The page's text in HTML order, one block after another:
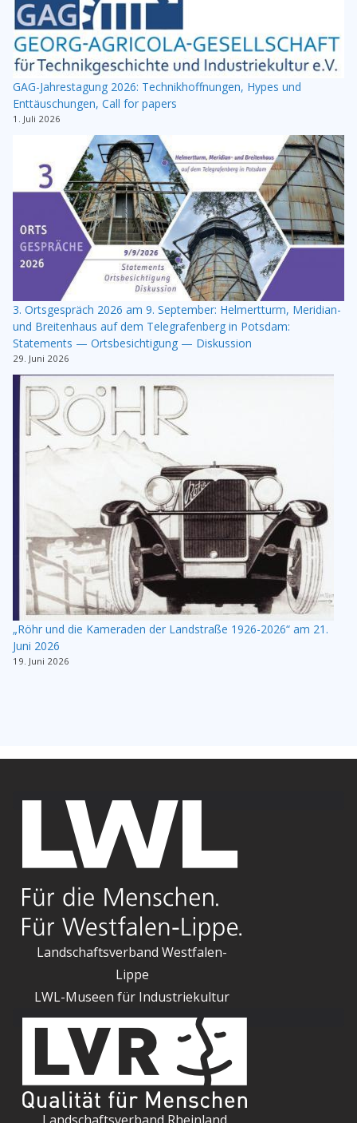
GAG-Jahrestagung 2026: Technikhoffnungen, Hypes und
Enttäuschungen, Call for papers
1. Juli 2026
3. Ortsgespräch 2026 am 9. September: Helmertturm, Meridian-
und Breitenhaus auf dem Telegrafenberg in Potsdam:
Statements — Ortsbesichtigung — Diskussion
29. Juni 2026
„Röhr und die Kameraden der Landstraße 1926-2026“ am 21.
Juni 2026
19. Juni 2026
Landschaftsverband Westfalen-
Lippe
LWL-Museen für Industriekultur